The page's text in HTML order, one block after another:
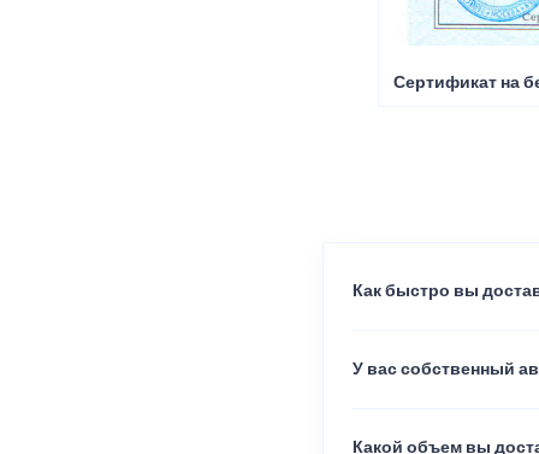
Сертификат на
Как быстро вы
У вас собственный
Какой объем вы